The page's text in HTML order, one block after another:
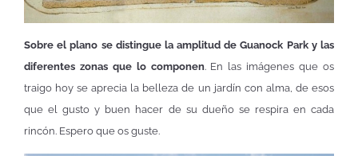
Sobre el plano se distingue la amplitud de Guanock Park y las
diferentes zonas que lo componen. En las imágenes que os
traigo hoy se aprecia la belleza de un jardín con alma, de esos
que el gusto y buen hacer de su dueño se respira en cada
rincón. Espero que os guste.